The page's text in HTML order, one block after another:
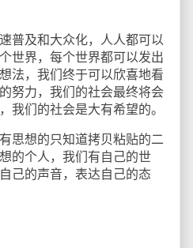
及和大众化，人人都可以
世界，每个世界都可以发出
法，我们终于可以欣喜地看
努力，我们的社会最终将会
我们的社会是大有希望的。
想的只知道拷贝粘贴的二
的个人，我们有自己的世
己的声音，表达自己的态